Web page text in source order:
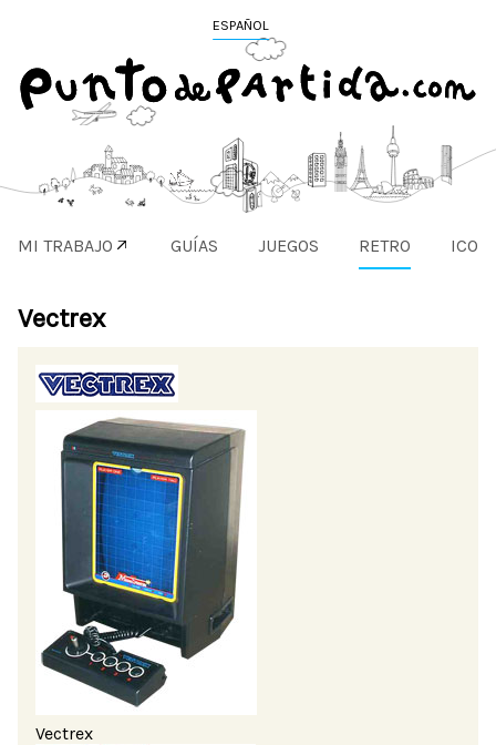
ESPAÑOL
MI TRABAJO GUÍAS JUEGOS RETRO
Vectrex
Vectrex